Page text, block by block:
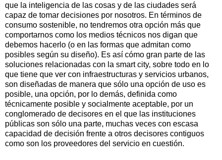
que la inteligencia de las cosas y de las ciudades será
capaz de tomar decisiones por nosotros. En términos de
consumo sostenible, no tendremos otra opción más que
comportarnos como los medios técnicos nos digan que
debemos hacerlo (o en las formas que admitan como
posibles según su diseño). Es así cómo gran parte de las
soluciones relacionadas con la smart city, sobre todo en lo
que tiene que ver con infraestructuras y servicios urbanos,
son diseñadas de manera que sólo una opción de uso es
posible, una opción, por lo demás, definida como
técnicamente posible y socialmente aceptable, por un
conglomerado de decisores en el que las instituciones
públicas son sólo una parte, muchas veces con escasa
capacidad de decisión frente a otros decisores contiguos
como son los proveedores del servicio en cuestión.